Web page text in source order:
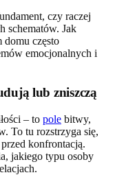
czy raczej
schematów. Jak
domu często
emocjonalnych i
lub zniszczą
– to pole bitwy,
To tu rozstrzyga się,
konfrontacją.
jakiego typu osoby